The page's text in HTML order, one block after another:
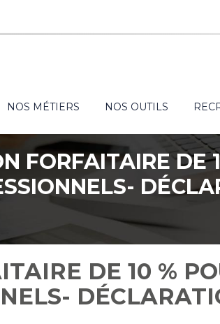
NOS MÉTIERS NOS OUTILS
FORFAITAIRE DE
DE 10 %